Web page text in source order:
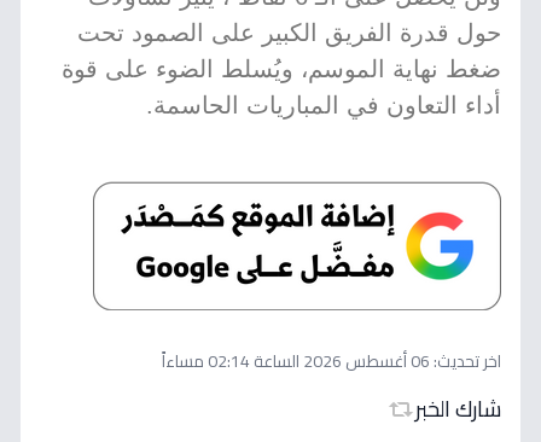
حول قدرة الفريق الكبير على الصمود تحت
ضغط نهاية الموسم، ويُسلط الضوء على قوة
أداء التعاون في المباريات الحاسمة.
اخر تحديث:06 أغسطس 2026 الساعة 02:14 مساءاً
شارك الخبر